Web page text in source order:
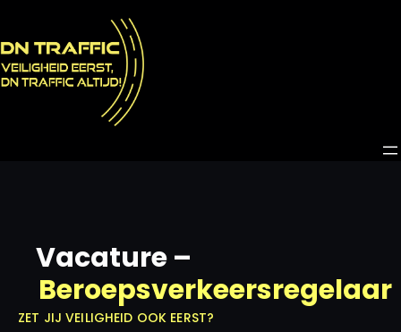
Vacature –
Beroepsverkeersregelaar
ZET JIJ VEILIGHEID OOK EERST?